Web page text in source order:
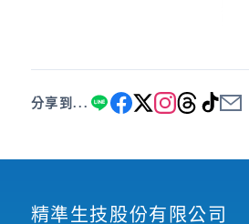
分享到...
精準生技股份有限公司